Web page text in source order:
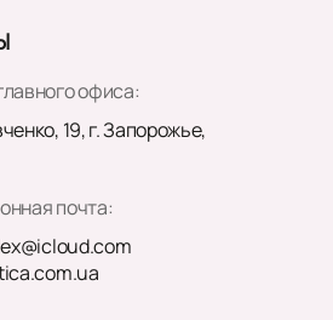
офиса:
19, г. Запорожье,
почта: